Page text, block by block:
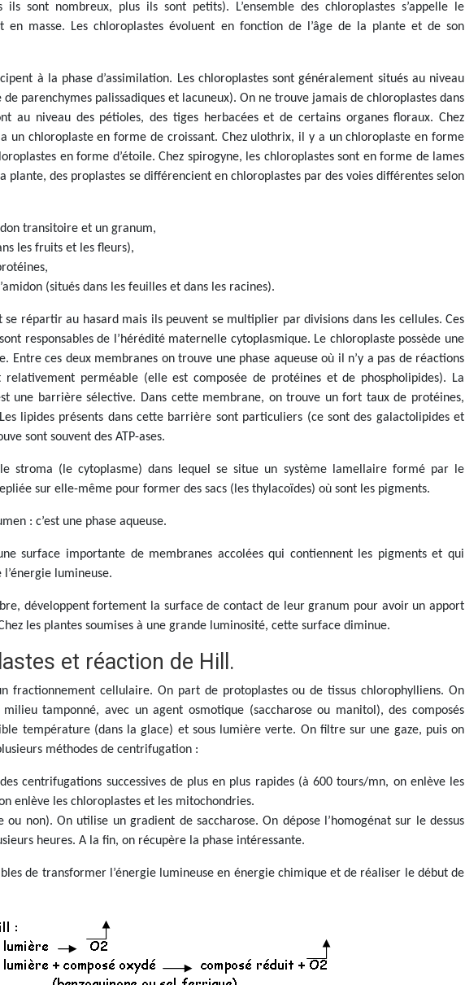
sont nombreux, plus ils sont petits). L’ensemble des chloroplastes s’appelle le
en masse. Les chloroplastes évoluent en fonction de l’âge de la plante et de son
à la phase d’assimilation. Les chloroplastes sont généralement situés au niveau
parenchymes palissadiques et lacuneux). On ne trouve jamais de chloroplastes dans
au niveau des pétioles, des tiges herbacées et de certains organes floraux. Chez
un chloroplaste en forme de croissant. Chez ulothrix, il y a un chloroplaste en forme
en forme d’étoile. Chez spirogyne, les chloroplastes sont en forme de lames
plante, des proplastes se différencient en chloroplastes par des voies différentes selon
transitoire et un granum,
les fruits et les fleurs),
(situés dans les feuilles et dans les racines).
se répartir au hasard mais ils peuvent se multiplier par divisions dans les cellules. Ces
responsables de l’hérédité maternelle cytoplasmique. Le chloroplaste possède une
ces deux membranes on trouve une phase aqueuse où il n’y a pas de réactions
perméable (elle est composée de protéines et de phospholipides). La
une barrière sélective. Dans cette membrane, on trouve un fort taux de protéines,
lipides présents dans cette barrière sont particuliers (ce sont des galactolipides et
sont souvent des ATP-ases.
stroma (le cytoplasme) dans lequel se situe un système lamellaire formé par le
sur elle-même pour former des sacs (les thylacoïdes) où sont les pigments.
: c’est une phase aqueuse.
surface importante de membranes accolées qui contiennent les pigments et qui
lumineuse.
développent fortement la surface de contact de leur granum pour avoir un apport
les plantes soumises à une grande luminosité, cette surface diminue.
et réaction de Hill.
fractionnement cellulaire. On part de protoplastes ou de tissus chlorophylliens. On
tamponné, avec un agent osmotique (saccharose ou manitol), des composés
température (dans la glace) et sous lumière verte. On filtre sur une gaze, puis on
méthodes de centrifugation :
centrifugations successives de plus en plus rapides (à 600 tours/mn, on enlève les
enlève les chloroplastes et les mitochondries.
non). On utilise un gradient de saccharose. On dépose l’homogénat sur le dessus
heures. A la fin, on récupère la phase intéressante.
de transformer l’énergie lumineuse en énergie chimique et de réaliser le début de